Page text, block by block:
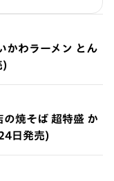
かわラーメン とん
)
の焼そば 超特盛 か
日発売)